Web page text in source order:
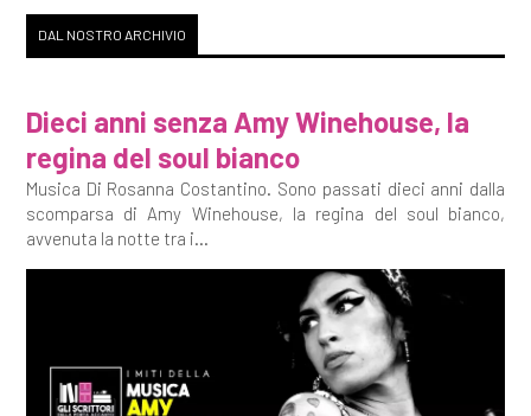
DAL NOSTRO ARCHIVIO
Dieci anni senza Amy Winehouse, la
regina del soul bianco
Musica Di Rosanna Costantino. Sono passati dieci anni dalla
scomparsa di Amy Winehouse, la regina del soul bianco,
avvenuta la notte tra i...